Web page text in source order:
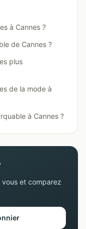
à Cannes ?
de Cannes ?
plus
de la mode à
à Cannes ?
et comparez